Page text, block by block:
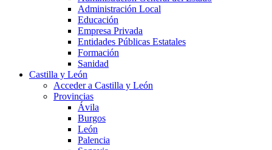
Administración Local
Educación
Empresa Privada
Entidades Públicas Estatales
Formación
Sanidad
Castilla y León
Acceder a Castilla y León
Provincias
Ávila
Burgos
León
Palencia